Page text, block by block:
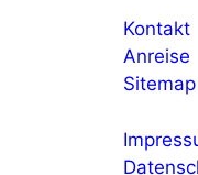
Kontakt
Anreise
Sitemap